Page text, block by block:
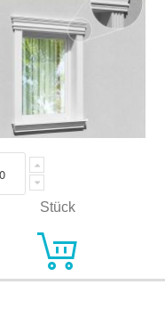
Stück